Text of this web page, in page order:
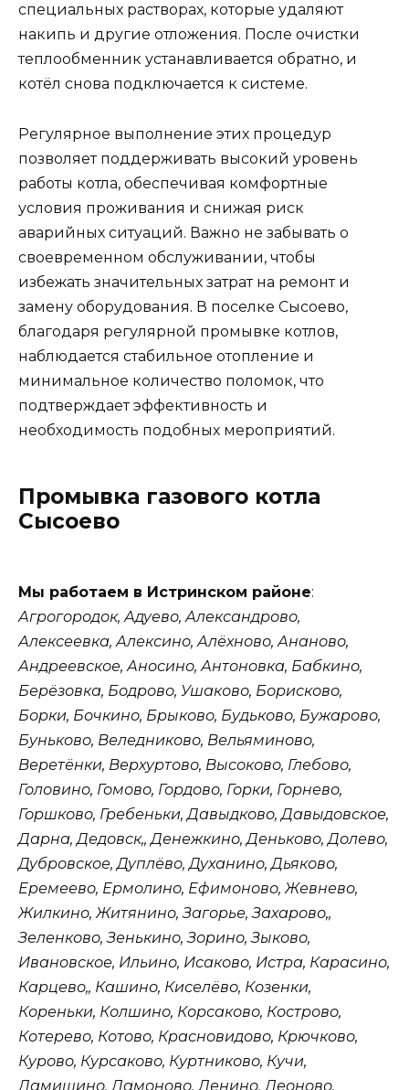
специальных растворах, которые удаляют
накипь и другие отложения. После очистки
теплообменник устанавливается обратно, и
котёл снова подключается к системе.
Регулярное выполнение этих процедур
позволяет поддерживать высокий уровень
работы котла, обеспечивая комфортные
условия проживания и снижая риск
аварийных ситуаций. Важно не забывать о
своевременном обслуживании, чтобы
избежать значительных затрат на ремонт и
замену оборудования. В поселке Сысоево,
благодаря регулярной промывке котлов,
наблюдается стабильное отопление и
минимальное количество поломок, что
подтверждает эффективность и
необходимость подобных мероприятий.
Промывка газового котла
Сысоево
Мы работаем в Истринском районе:
Агрогородок, Адуево, Александрово,
Алексеевка, Алексино, Алёхново, Ананово,
Андреевское, Аносино, Антоновка, Бабкино,
Берёзовка, Бодрово, Ушаково, Борисково,
Борки, Бочкино, Брыково, Будьково, Бужарово,
Буньково, Веледниково, Вельяминово,
Веретёнки, Верхуртово, Высоково, Глебово,
Головино, Гомово, Гордово, Горки, Горнево,
Горшково, Гребеньки, Давыдково, Давыдовское,
Дарна, Дедовск,, Денежкино, Деньково, Долево,
Дубровское, Дуплёво, Духанино, Дьяково,
Еремеево, Ермолино, Ефимоново, Жевнево,
Жилкино, Житянино, Загорье, Захарово,,
Зеленково, Зенькино, Зорино, Зыково,
Ивановское, Ильино, Исаково, Истра, Карасино,
Карцево,, Кашино, Киселёво, Козенки,
Кореньки, Колшино, Корсаково, Кострово,
Котерево, Котово, Красновидово, Крючково,
Курово, Курсаково, Куртниково, Кучи,
Ламишино, Ламоново, Ленино, Леоново,